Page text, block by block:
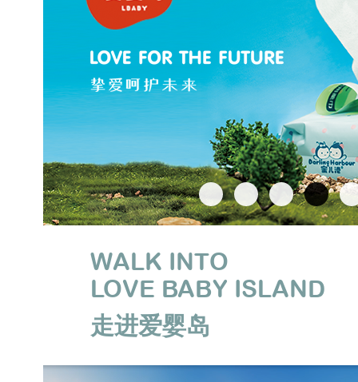
WALK INTO
LOVE BABY ISLAND
走进爱婴岛